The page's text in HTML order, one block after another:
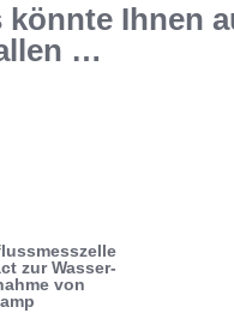
könnte Ihnen
…
zur Wasser-
von